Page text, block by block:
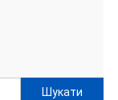
Пошук: